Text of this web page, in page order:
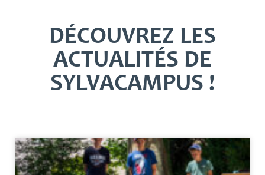
DÉCOUVREZ LES
ACTUALITÉS DE
SYLVACAMPUS !